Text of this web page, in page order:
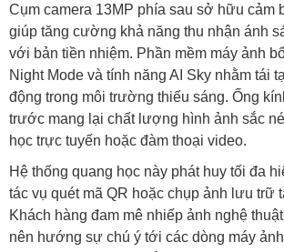
Cụm camera 13MP phía sau sở hữu cảm
giúp tăng cường khả năng thu nhận ánh
với bản tiền nhiệm. Phần mềm máy ảnh
Night Mode và tính năng AI Sky nhằm tái
động trong môi trường thiếu sáng. Ống
trước mang lại chất lượng hình ảnh sắc
học trực tuyến hoặc đàm thoại video.
Hệ thống quang học này phát huy tối đa
tác vụ quét mã QR hoặc chụp ảnh lưu trữ
Khách hàng đam mê nhiếp ảnh nghệ
nên hướng sự chú ý tới các dòng máy